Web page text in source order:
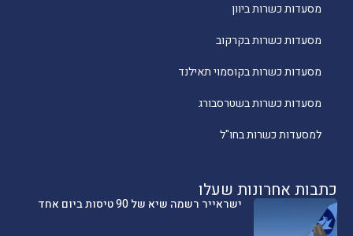
כתבות אחרונות שעלו
ישראייר רשמה שיא של 90 טיסות ביום אחד
מסעדות כשרות ביוון
מסעדות כשרות בקרקוב
מסעדות כשרות בקוסמוי תאילנד
מסעדות כשרות בשטרסבורג
למסעדות כשרות בחו"ל